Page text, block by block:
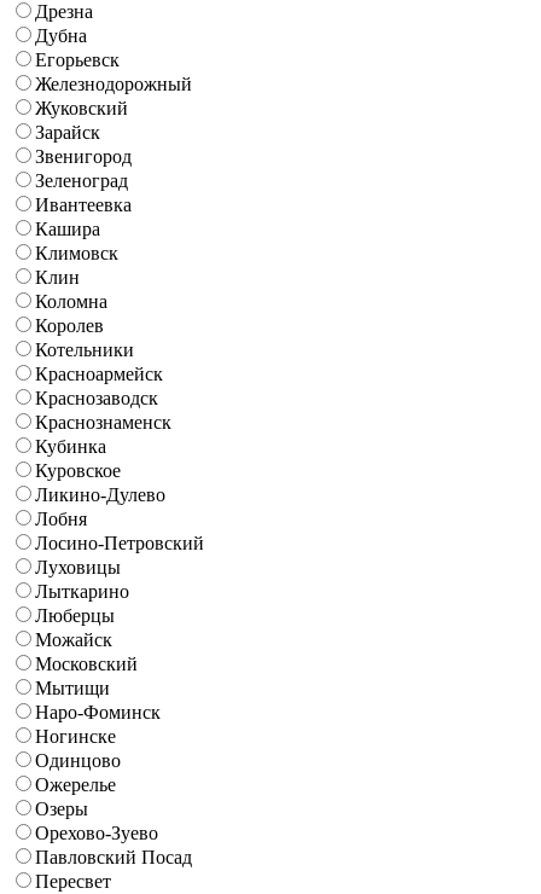
Дрезна
Дубна
Егорьевск
Железнодорожный
Жуковский
Зарайск
Звенигород
Зеленоград
Ивантеевка
Кашира
Климовск
Клин
Коломна
Королев
Котельники
Красноармейск
Краснозаводск
Краснознаменск
Кубинка
Куровское
Ликино-Дулево
Лобня
Лосино-Петровский
Луховицы
Лыткарино
Люберцы
Можайск
Московский
Мытищи
Наро-Фоминск
Ногинске
Одинцово
Ожерелье
Озеры
Орехово-Зуево
Павловский Посад
Пересвет